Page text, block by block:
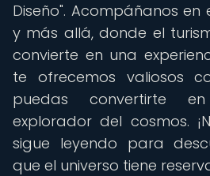
Diseño". Acompáñanos en
y más allá, donde el
convierte en una
te ofrecemos valiosos
puedas convertirte
explorador del cosmos.
sigue leyendo para
que el universo tiene